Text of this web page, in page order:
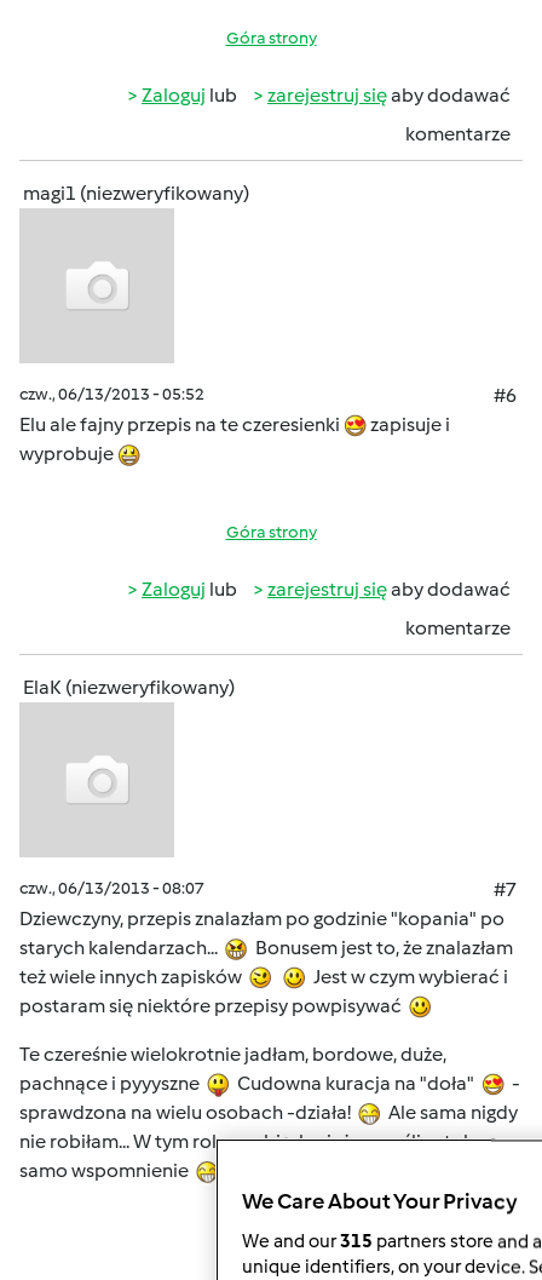
Góra strony
Zaloguj lub zarejestruj sięaby dodawać
komentarze
magi1 (niezweryfikowany)
czw., 06/13/2013 - 05:52
#6
Elu ale fajny przepis na te czeresienki
zapisuje i
wyprobuje
Góra strony
Zaloguj lub zarejestruj sięaby dodawać
komentarze
ElaK (niezweryfikowany)
czw., 06/13/2013 - 08:07
#7
Dziewczyny, przepis znalazłam po godzinie "kopania" po
starych kalendarzach...
Bonusem jest to, że znalazłam
też wiele innych zapisków
Jest w czym wybierać i
postaram się niektóre przepisy powpisywać
Te czereśnie wielokrotnie jadłam, bordowe, duże,
pachnące i pyyyszne
Cudowna kuracja na "doła"
-
sprawdzona na wielu osobach -działa!
Ale sama nigdy
nie robiłam... W tym roku zrobię, bo już mam ślinotok na
samo wspomnienie
Góra strony
We Care About Your Privacy
We and our315 partners store and
unique identifiers, on your device.